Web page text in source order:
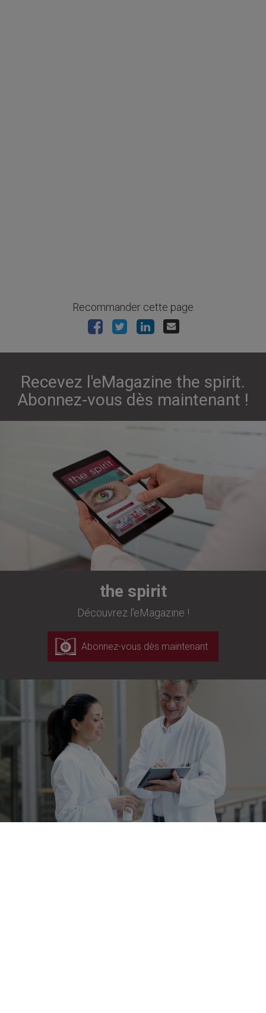
Recommander cette page
Recevez l'eMagazine the spirit.
Abonnez-vous dès maintenant !
the spirit
Découvrez l'eMagazine !
Abonnez-vous dès maintenant